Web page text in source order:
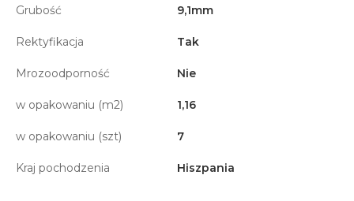
Grubość 9,1mm
Rektyfikacja Tak
Mrozoodporność Nie
w opakowaniu (m2) 1,16
w opakowaniu (szt) 7
Kraj pochodzenia Hiszpania